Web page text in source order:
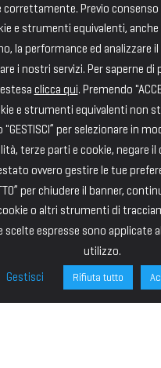
correttamente. Previo
e strumenti equivalenti,
la performance ed analizzare
i nostri servizi. Per saperne di
clicca qui. Premendo
e strumenti equivalenti non
"GESTISCI” per selezionare in
terze parti e cookie, negare il
ovvero gestire le tue
per chiudere il banner,
o altri strumenti di
scelte espresse sono applicate
utilizzo.
Gestisci
Rifiuta tutto